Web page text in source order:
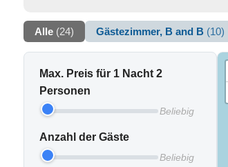
Alle (24) Gästezimmer, B and B (10)
Max. Preis für 1 Nacht 2
Personen
Beliebig
Anzahl der Gäste
Beliebig